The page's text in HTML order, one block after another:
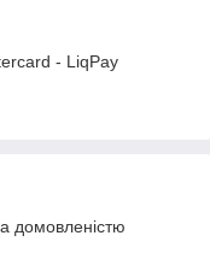
- LiqPay
домовленістю